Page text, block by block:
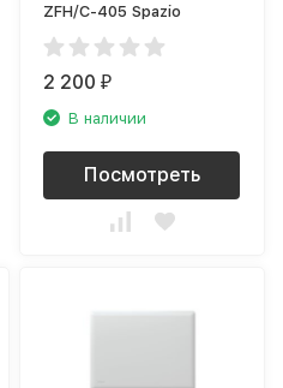
ZFH/C-405 Spazio
2 200₽
В наличии
Посмотреть